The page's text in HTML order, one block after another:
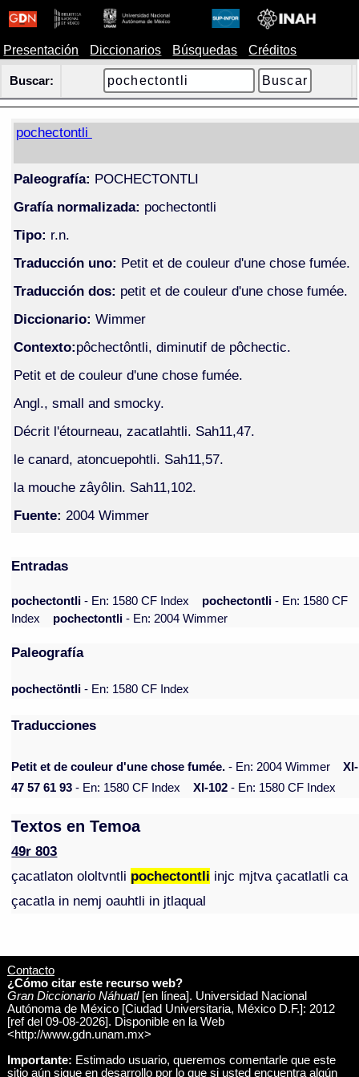
Presentación Diccionarios Búsquedas Créditos
Buscar:
pochectontli
Paleografía: POCHECTONTLI
Grafía normalizada: pochectontli
Tipo: r.n.
Traducción uno: Petit et de couleur d'une chose fumée.
Traducción dos: petit et de couleur d'une chose fumée.
Diccionario: Wimmer
Contexto:pôchectôntli, diminutif de pôchectic.
Petit et de couleur d'une chose fumée.
Angl., small and smocky.
Décrit l'étourneau, zacatlahtli. Sah11,47.
le canard, atoncuepohtli. Sah11,57.
la mouche zâyôlin. Sah11,102.
Fuente: 2004 Wimmer
Entradas
pochectontli- En: 1580 CF Index pochectontli- En: 1580 CF
Index
pochectontli- En: 2004 Wimmer
Paleografía
pochectöntli - En: 1580 CF Index
Traducciones
Petit et de couleur d'une chose fumée. - En: 2004 Wimmer
XI-
47 57 61 93 - En: 1580 CF Index XI-102 - En: 1580 CF Index
Textos en Temoa
49r 803
çacatlaton ololtvntli pochectontli injc mjtva çacatlatli ca
çacatla in nemj oauhtli in jtlaqual
Contacto
¿Cómo citar este recurso web?
Gran Diccionario Náhuatl[en línea]. Universidad Nacional
Autónoma de México [Ciudad Universitaria, México D.F.]: 2012
[ref del 09-08-2026]. Disponible en la Web
<http://www.gdn.unam.mx>
Importante: Estimado usuario, queremos comentarle que este
sitio aún sigue en desarrollo por lo que si usted encuentra algún